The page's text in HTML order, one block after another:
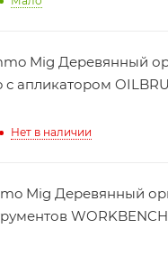
Mig Деревянный
OILBRUSHER ORGANIZER
Нет в наличии
Mig Деревянный
ORGANIZER